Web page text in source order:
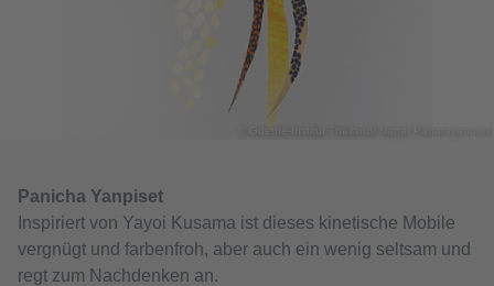
© Goethe-Institut Thailand/ Napat Pattarayanond
Panicha Yanpiset
Inspiriert von Yayoi Kusama ist dieses kinetische Mobile
vergnügt und farbenfroh, aber auch ein wenig seltsam und
regt zum Nachdenken an.